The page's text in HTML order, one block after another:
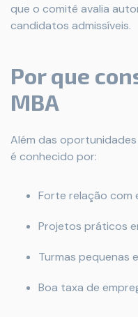
que o comitê avalia
candidatos admis­síveis.
Por que
MBA
Além das
é conhecido por:
Forte relação com
Projetos práticos
Turmas pequenas
Boa taxa de